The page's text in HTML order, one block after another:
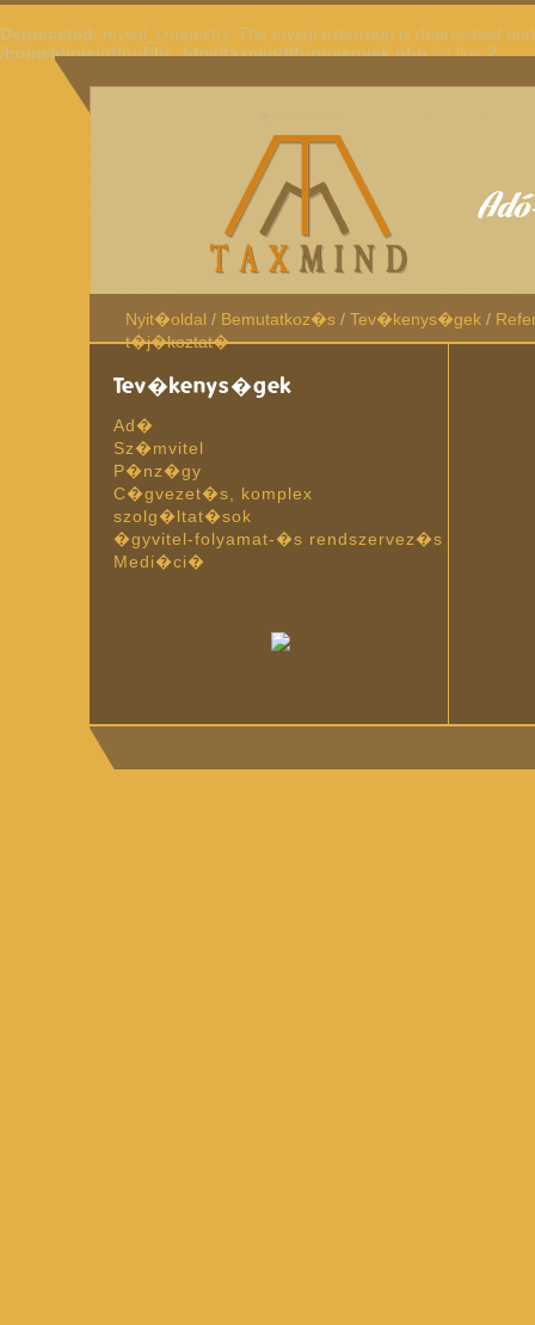
Deprecated: mysql_connect(): The mysql extension is deprecated
/home/digieinf/public_html/taxmind/fuggvenyek.phpon line2
Nyit�oldal / Bemutatkoz�s/ Tev�kenys�gek/
t�j�koztat�
Tev�kenys�gek
Ad�
Sz�mvitel
P�nz�gy
C�gvezet�s, komplex
szolg�ltat�sok
�gyvitel-folyamat-�s rendszervez�s
Medi�ci�